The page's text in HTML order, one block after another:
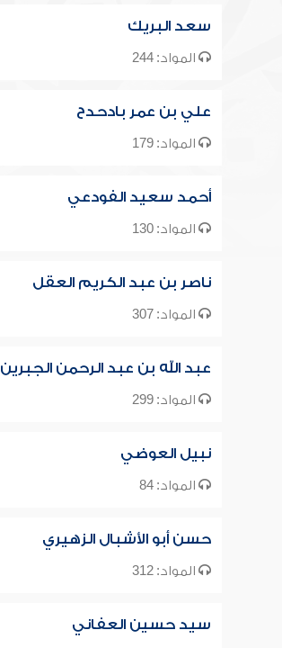
سعد البريك
المواد: 244
علي بن عمر بادحدح
المواد: 179
أحمد سعيد الفودعي
المواد: 130
ناصر بن عبد الكريم العقل
المواد: 307
عبد الله بن عبد الرحمن الجبرين
المواد: 299
نبيل العوضي
المواد: 84
حسن أبو الأشبال الزهيري
المواد: 312
سيد حسين العفاني